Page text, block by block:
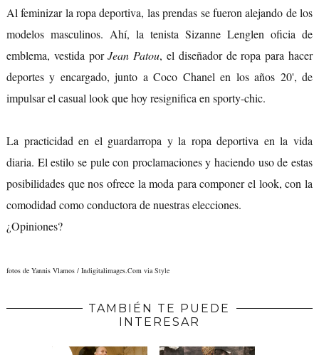
Al feminizar la ropa deportiva, las prendas se fueron alejando de los
modelos masculinos. Ahí, la tenista Sizanne Lenglen oficia de
emblema, vestida porJean Patou, el diseñador de ropa para hacer
deportes y encargado, junto a Coco Chanel en los años 20', de
impulsar el casual look que hoy resignifica en sporty-chic.
La practicidad en el guardarropa y la ropa deportiva en la vida
diaria. El estilo se pule con proclamaciones y haciendo uso de estas
posibilidades que nos ofrece la moda para componer el look, con la
comodidad como conductora de nuestras elecciones.
¿Opiniones?
fotos de Yannis Vlamos / Indigitalimages.Com viaStyle
TAMBIÉN TE PUEDE
INTERESAR